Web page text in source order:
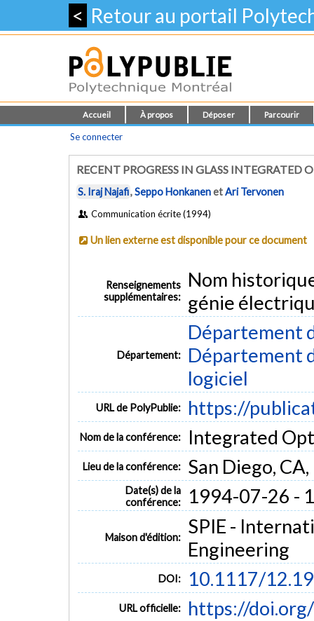
< Retour au portail
Accueil À propos Déposer Parcourir
Se connecter
RECENT PROGRESS IN GLASS INTEGRATED
S. Iraj Najafi,Seppo HonkanenetAri Tervonen
Communication écrite (1994)
Un lien externe est disponible pour ce document
Renseignements
supplémentaires:
Nom
génie
Département:
Département
Département
logiciel
URL de PolyPublie: https://
Nom de la conférence: Integrated
Lieu de la conférence: San Diego,
Date(s) de la
conférence:
1994-07-26 -
Maison d'édition:
SPIE -
Engineering
DOI: 10.1117/
URL officielle: https://